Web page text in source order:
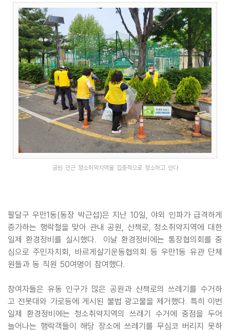
공원 인근 청소취약지역을 집중적으로 청소하고 있다
팔달구 우만1동(동장 박근섭)은 지난 10일, 야외 인파가 급격하게
증가하는 행락철을 맞아 관내 공원, 산책로, 청소취약지역에 대한
일제 환경정비를 실시했다. 이날 환경정비에는 통장협의회를 중
심으로 주민자치회, 바르게살기운동협의회 등 우만1동 유관 단체
원들과 동 직원 50여명이 참여했다.
참여자들은 유동 인구가 많은 공원과 산책로의 쓰레기를 수거하
고 전봇대와 가로등에 게시된 불법 광고물을 제거했다. 특히 이번
일제 환경정비에는 청소취약지역의 쓰레기 수거에 중점을 두어
늘어나는 행락객들이 해당 장소에 쓰레기를 무심코 버리지 못하